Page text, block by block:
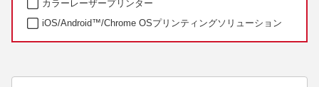
カラーレーザープリンター
iOS/Android™/Chrome OSプリンティングソリューション